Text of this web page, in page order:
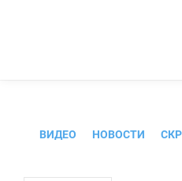
ВИДЕО НОВОСТИ